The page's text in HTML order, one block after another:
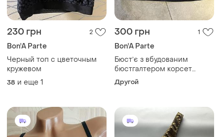
230 грн 2
Bon'A Parte
Черный топ с цветочным
кружевом
38 и еще 1
300 грн 1
Bon'A Parte
Бюстʼє з вбудованим
бюстгалтером корсет
мереживний bona parte
Другой